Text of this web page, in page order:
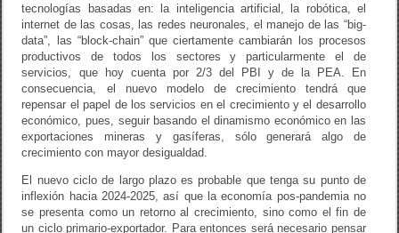
tecnologías basadas en: la inteligencia artificial, la robótica, el
internet de las cosas, las redes neuronales, el manejo de las “big-
data”, las “block-chain” que ciertamente cambiarán los procesos
productivos de todos los sectores y particularmente el de
servicios, que hoy cuenta por 2/3 del PBI y de la PEA. En
consecuencia, el nuevo modelo de crecimiento tendrá que
repensar el papel de los servicios en el crecimiento y el desarrollo
económico, pues, seguir basando el dinamismo económico en las
exportaciones mineras y gasíferas, sólo generará algo de
crecimiento con mayor desigualdad.
El nuevo ciclo de largo plazo es probable que tenga su punto de
inflexión hacia 2024-2025, así que la economía pos-pandemia no
se presenta como un retorno al crecimiento, sino como el fin de
un ciclo primario-exportador. Para entonces será necesario pensar